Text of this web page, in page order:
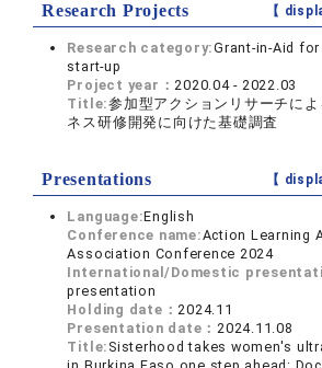
Research Projects 【
Research category:Grant-in-Aid
start-up
Project year：2020.04 - 2022.03
Title:参加型アクションリサーチに
ネス研修開発に向けた基礎調査
Presentations 【
Language:English
Conference name:Action Learning
Association Conference 2024
International/Domestic
presentation
Holding date：2024.11
Presentation date：2024.11.08
Title: Sisterhood takes women's